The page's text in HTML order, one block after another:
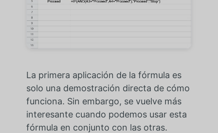
La primera aplicación de la fórmula es
solo una demostración directa de cómo
funciona. Sin embargo, se vuelve más
interesante cuando podemos usar esta
fórmula en conjunto con las otras.